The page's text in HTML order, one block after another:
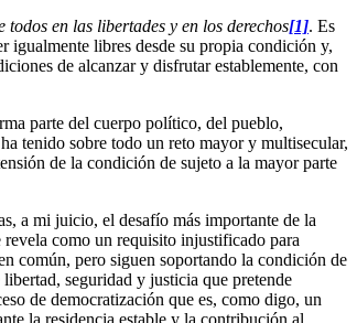
todos en las libertades y en los derechos[1]. Es
igualmente libres desde su propia condición y,
de alcanzar y disfrutar establemente, con
parte del cuerpo político, del pueblo,
tenido sobre todo un reto mayor y multisecular,
de la condición de sujeto a la mayor parte
a mi juicio, el desafío más importante de la
como un requisito injustificado para
común, pero siguen soportando la condición de
seguridad y justicia que pretende
de democratización que es, como digo, un